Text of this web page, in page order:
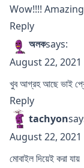
Wow!!!!
Reply
অলকsays:
August 22,
খুব আগ্রহ আছে ভাই
Reply
tachyon
August 22,
মোবাইল দিয়েই করা যায়